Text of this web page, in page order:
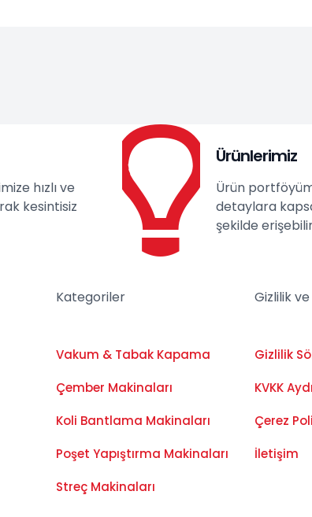
hızlı ve
kesintisiz
Ürünlerimiz
Ürün
detaylara
şekilde
Kategoriler
Vakum & Tabak Kapama
Çember Makinaları
Koli Bantlama Makinaları
Poşet Yapıştırma Makinaları
Streç Makinaları
Gizlilik
Gizlilik
KVKK
Çerez
İletişim